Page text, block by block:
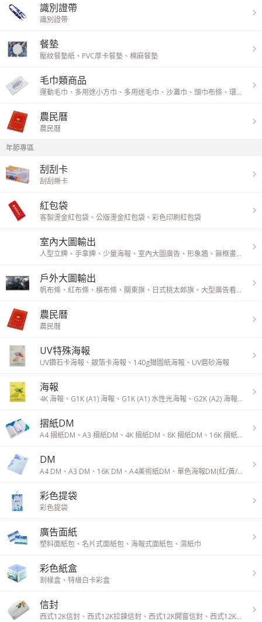
識別證帶
識別證帶
餐墊
壓紋餐墊紙 、 PVC厚卡餐墊 、 棉麻餐墊
毛巾類商品
運動毛巾 、 多用途小方巾 、 多用途毛巾 、 沙灘巾 、 頭巾布條 、 環保紗rPET鳥眼布小方巾
農民曆
農民曆
年節專區
刮刮卡
刮刮樂卡
紅包袋
客製燙金紅包袋 、 公版燙金紅包袋 、 彩色印刷紅包袋
室內大圖輸出
人型立牌 、 手拿牌 、 少量海報 、 室內大圖廣告 、 形象牆 、 無框畫、
戶外大圖輸出
帆布條 、 紅布條 、 橫布條 、 關東旗 、 日式桃太郎旗 、 大型廣告看板
農民曆
農民曆
UV特殊海報
UV鑽石卡海報 、 銀箔卡海報 、 140g描圖紙海報 、 UV磨砂海報
海報
4K 海報 、 G1K (A1) 海報 、 G1K (A1) 水性光海報 、 G2K (A2) 海報、
摺紙DM
A4 摺紙DM 、 A3 摺紙DM 、 4K 摺紙DM 、 8K 摺紙DM 、 16K 摺紙DM
DM
A4 DM 、 A3 DM 、 16K DM 、 A4美術紙DM 、 單色海報DM(紅/黃/藍/綠)
彩色提袋
彩色提袋
廣告面紙
塑料面紙包 、 名片式面紙包 、 海報式面紙包 、 濕紙巾
彩色紙盒
割樣盒 、 特級白卡彩盒
信封
西式12K信封 、 西式12K拉鍊信封 、 西式12K開窗信封 、 西式12K開窗拉鍊信封